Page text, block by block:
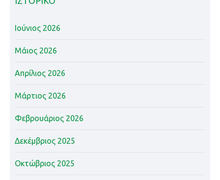
Ιούνιος 2026
Μάιος 2026
Απρίλιος 2026
Μάρτιος 2026
Φεβρουάριος 2026
Δεκέμβριος 2025
Οκτώβριος 2025